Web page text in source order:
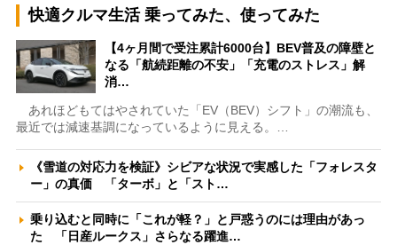
快適クルマ生活 乗ってみた、使ってみた
【4ヶ月間で受注累計6000台】BEV普及の障壁と
なる「航続距離の不安」「充電のストレス」解
消…
あれほどもてはやされていた「EV（BEV）シフト」の潮流も、
最近では減速基調になっているように見える。…
《雪道の対応力を検証》シビアな状況で実感した「フォレスタ
ー」の真価 「ターボ」と「スト…
乗り込むと同時に「これが軽？」と戸惑うのには理由があっ
た 「日産ルークス」さらなる躍進…